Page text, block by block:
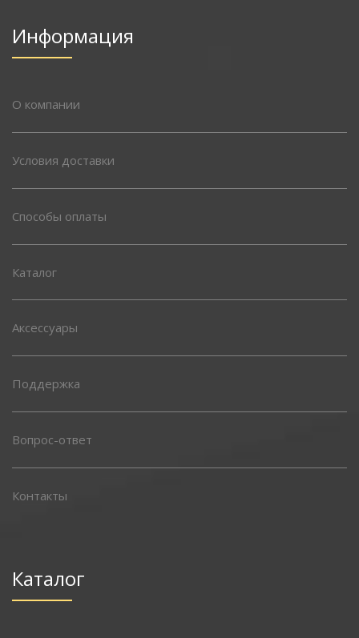
Информация
О компании
Условия доставки
Способы оплаты
Каталог
Аксессуары
Поддержка
Вопрос-ответ
Контакты
Каталог